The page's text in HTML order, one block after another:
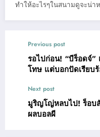
ทำให้อะไรๆในสนามดูจะน่า
Previous post
รอไปก่อน! “บีร็อดจ์”
โทษ แต่บอกปัดเรียบ
Next post
มูริญโญ่หลบไป! ร็อบ
ผลบอลผี